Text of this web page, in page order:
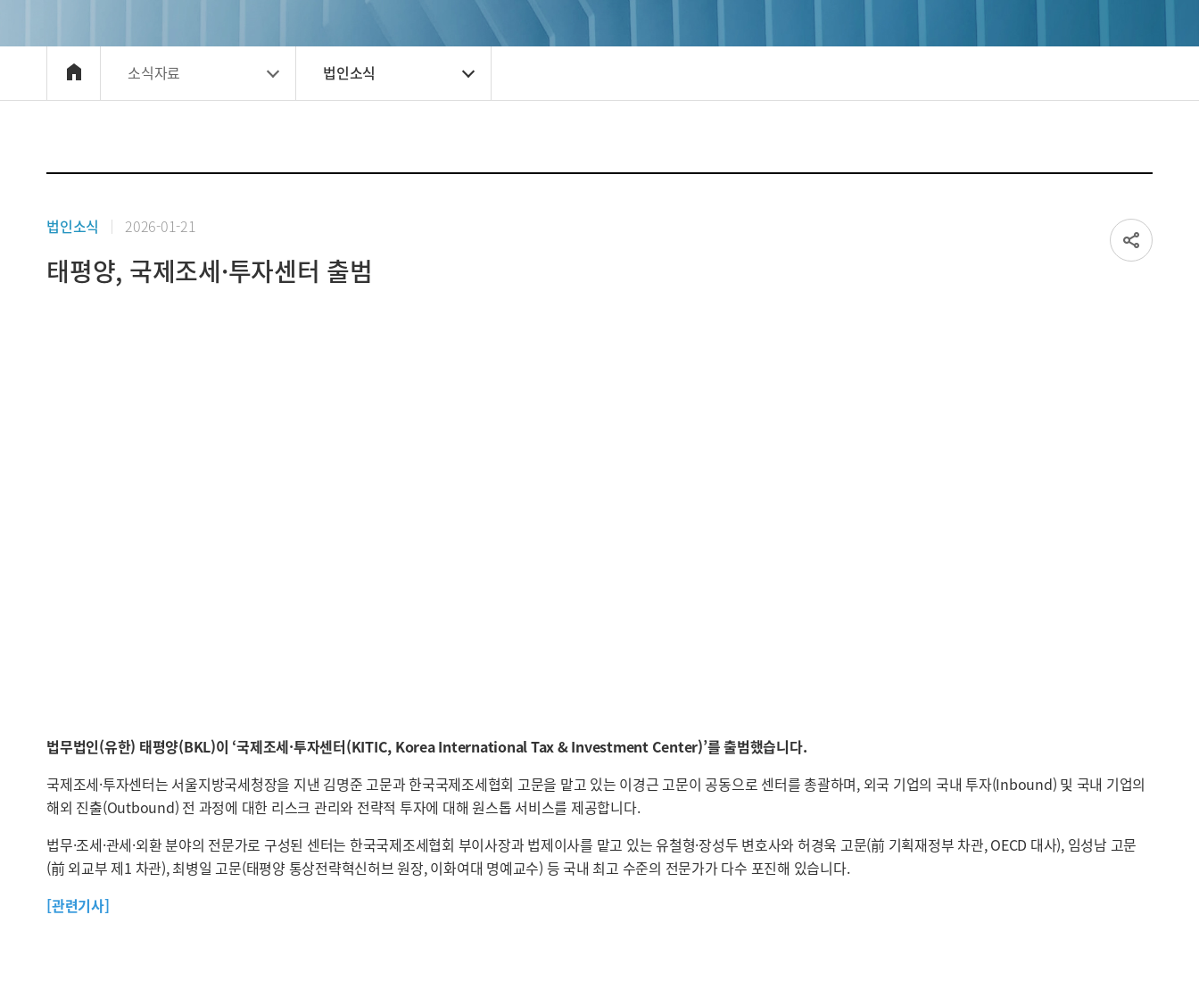
소식자료 법인소식
법인소식 2026-01-21
태평양, 국제조세·투자센터 출범
법무법인(유한) 태평양(BKL)이 ‘국제조세·투자센터(KITIC, Korea International Tax & Investment Center)’를 출범했습니다.
국제조세·투자센터는 서울지방국세청장을 지낸 김명준 고문과 한국국제조세협회 고문을 맡고 있는 이경근 고문이 공동으로 센터를 총괄하며, 외국 기업의 국내 투자(Inbound) 및 국내 기업의
해외 진출(Outbound) 전 과정에 대한 리스크 관리와 전략적 투자에 대해 원스톱 서비스를 제공합니다.
법무·조세·관세·외환 분야의 전문가로 구성된 센터는 한국국제조세협회 부이사장과 법제이사를 맡고 있는 유철형·장성두 변호사와 허경욱 고문(前 기획재정부 차관, OECD 대사), 임성남 고문
(前 외교부 제1 차관), 최병일 고문(태평양 통상전략혁신허브 원장, 이화여대 명예교수) 등 국내 최고 수준의 전문가가 다수 포진해 있습니다.
[관련기사]